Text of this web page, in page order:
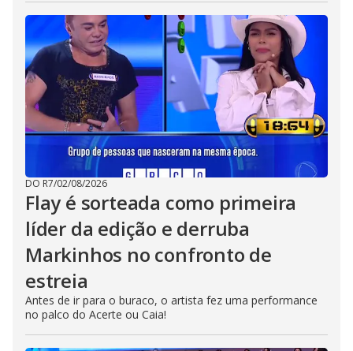
DO R7/02/08/2026
Flay é sorteada como primeira
líder da edição e derruba
Markinhos no confronto de
estreia
Antes de ir para o buraco, o artista fez uma performance
no palco do Acerte ou Caia!